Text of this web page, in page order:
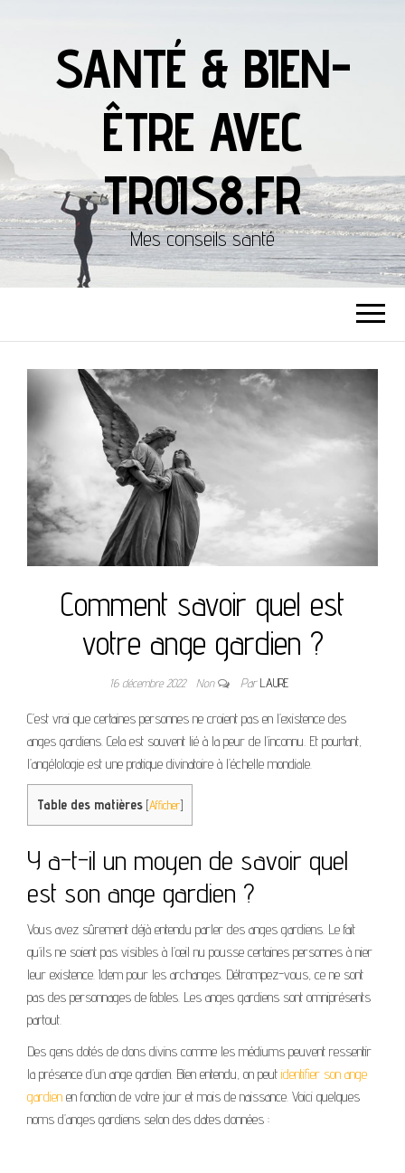
SANTÉ & BIEN-
ÊTRE AVEC
TROIS8.FR
Mes conseils santé
Comment savoir quel est
votre ange gardien ?
16 décembre 2022 Non ParLAURE
C’est vrai que certaines personnes ne croient pas en l’existence des
anges gardiens. Cela est souvent lié à la peur de l’inconnu. Et pourtant,
l’angélologie est une pratique divinatoire à l’échelle mondiale.
Table des matières [Afficher]
Y a-t-il un moyen de savoir quel
est son ange gardien ?
Vous avez sûrement déjà entendu parler des anges gardiens. Le fait
qu’ils ne soient pas visibles à l’œil nu pousse certaines personnes à nier
leur existence. Idem pour les archanges. Détrompez-vous, ce ne sont
pas des personnages de fables. Les anges gardiens sont omniprésents
partout.
Des gens dotés de dons divins comme les médiums peuvent ressentir
la présence d’un ange gardien. Bien entendu, on peut identifier son ange
gardien en fonction de votre jour et mois de naissance. Voici quelques
noms d’anges gardiens selon des dates données :